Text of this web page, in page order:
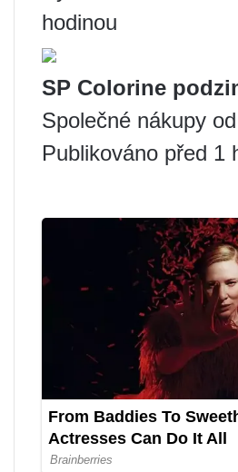
hodinou
SP Colorine
Společné nákupy
Publikováno před 1